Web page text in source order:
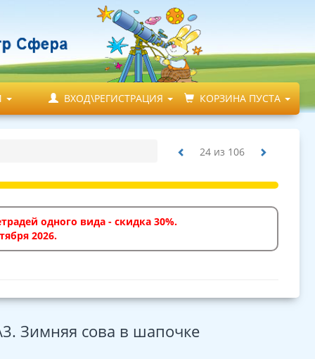
ВХОД\РЕГИСТРАЦИЯ КОРЗИНА ПУСТА
24 из 106
одного вида - скидка 30%.
2026.
Зимняя сова в шапочке